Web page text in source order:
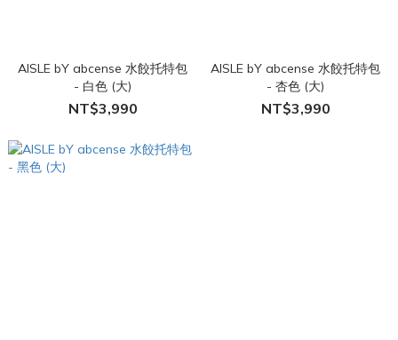
AISLE bY abcense 水餃托特包
- 白色 (大)
NT$3,990
AISLE bY abcense 水餃托特包
- 杏色 (大)
NT$3,990